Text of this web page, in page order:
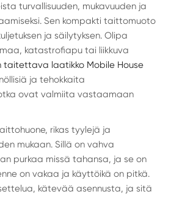
turvallisuuden, mukavuuden ja
Sen kompakti taittomuoto
ja säilytyksen. Olipa
katastrofiapu tai liikkuva
taitettava laatikko Mobile House
ja tehokkaita
ovat valmiita vastaamaan
rikas tyylejä ja
mukaan. Sillä on vahva
purkaa missä tahansa, ja se on
on vakaa ja käyttöikä on pitkä.
kätevää asennusta, ja sitä